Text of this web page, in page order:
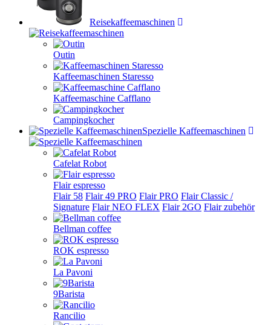
Reisekaffeemaschinen
Outin
Kaffeemaschinen Staresso
Kaffeemaschine Cafflano
Campingkocher
Spezielle Kaffeemaschinen
Cafelat Robot
Flair espresso
Flair 58 Flair 49 PRO Flair PRO Flair Classic /
Signature Flair NEO FLEX Flair 2GO Flair zubehör
Bellman coffee
ROK espresso
La Pavoni
9Barista
Rancilio